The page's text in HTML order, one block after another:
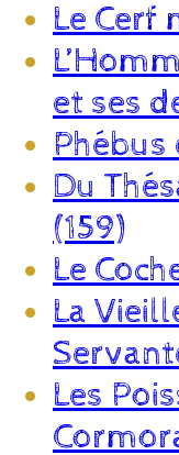
Le Cerf
et ses
Phébus
Du
(159)
Le
La
Les